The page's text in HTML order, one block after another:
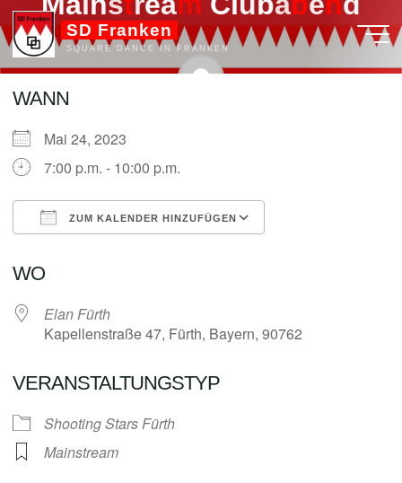
Zum
Inhalt
springen
SD Franken
SQUARE DANCE IN FRANKEN
WANN
Mai 24, 2023
7:00 p.m. - 10:00 p.m.
ZUM KALENDER HINZUFÜGEN
WO
Elan Fürth
Kapellenstraße 47, Fürth, Bayern, 90762
VERANSTALTUNGSTYP
Shooting Stars Fürth
Mainstream